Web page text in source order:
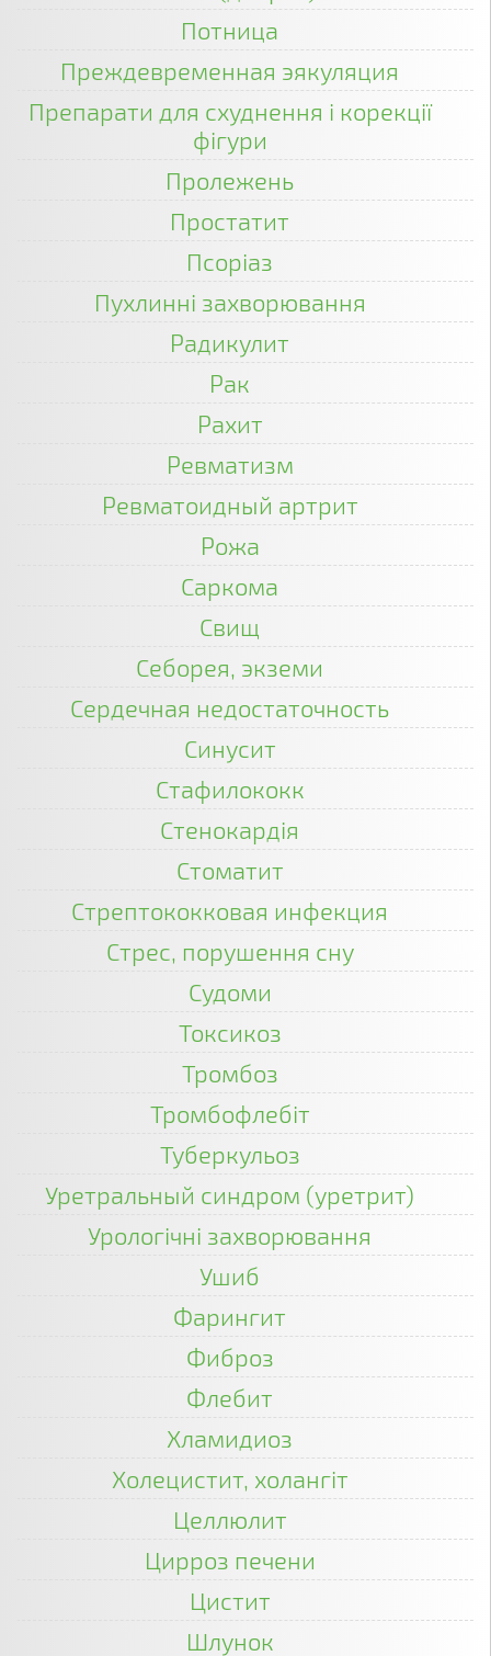
Потница
Преждевременная эякуляция
Препарати для схуднення і корекції
фігури
Пролежень
Простатит
Псоріаз
Пухлинні захворювання
Радикулит
Рак
Рахит
Ревматизм
Ревматоидный артрит
Рожа
Саркома
Свищ
Себорея, экземи
Сердечная недостаточность
Синусит
Стафилококк
Стенокардія
Стоматит
Стрептококковая инфекция
Стрес, порушення сну
Судоми
Токсикоз
Тромбоз
Тромбофлебіт
Туберкульоз
Уретральный синдром (уретрит)
Урологічні захворювання
Ушиб
Фарингит
Фиброз
Флебит
Хламидиоз
Холецистит, холангіт
Целлюлит
Цирроз печени
Цистит
Шлунок